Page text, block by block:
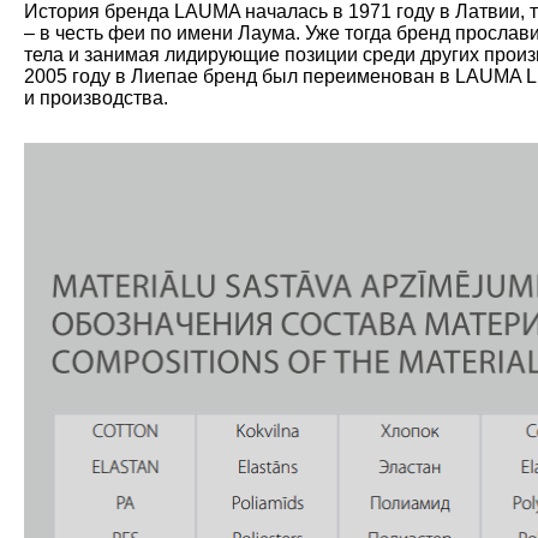
История бренда LAUMA началась в 1971 году в
– в честь феи по имени Лаума. Уже тогда бренд
тела и занимая лидирующие позиции среди других
2005 году в Лиепае бренд был переименован в LAUMA
и производства.